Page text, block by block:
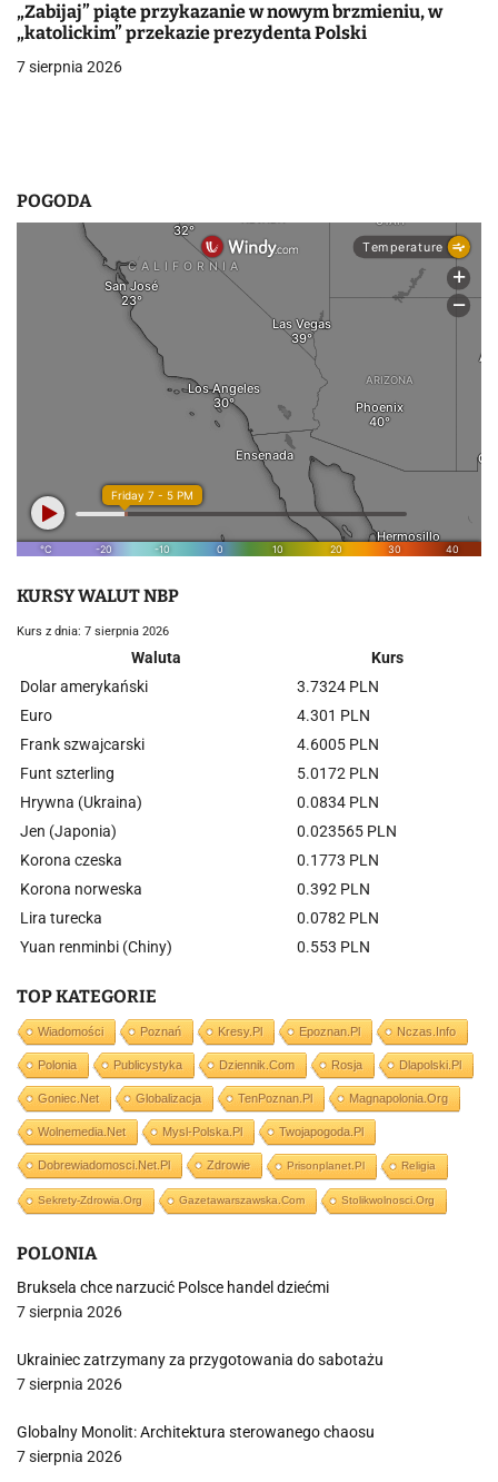
i
s
„Zabijaj” piąte przykazanie w nowym brzmieniu, w
„katolickim” przekazie prezydenta Polski
7 sierpnia 2026
POGODA
KURSY WALUT NBP
Kurs z dnia: 7 sierpnia 2026
Waluta
Kurs
Dolar amerykański
3.7324 PLN
Euro
4.301 PLN
Frank szwajcarski
4.6005 PLN
Funt szterling
5.0172 PLN
Hrywna (Ukraina)
0.0834 PLN
Jen (Japonia)
0.023565 PLN
Korona czeska
0.1773 PLN
Korona norweska
0.392 PLN
Lira turecka
0.0782 PLN
Yuan renminbi (Chiny)
0.553 PLN
TOP KATEGORIE
Wiadomości Poznań Kresy.pl Epoznan.pl Nczas.info
Polonia Publicystyka Dziennik.com Rosja Dlapolski.pl
Goniec.net Globalizacja TenPoznan.pl Magnapolonia.org
Wolnemedia.net Mysl-Polska.pl Twojapogoda.pl
Dobrewiadomosci.net.pl Zdrowie Prisonplanet.pl Religia
Sekrety-Zdrowia.org Gazetawarszawska.com Stolikwolnosci.org
POLONIA
Bruksela chce narzucić Polsce handel dziećmi
7 sierpnia 2026
Ukrainiec zatrzymany za przygotowania do sabotażu
7 sierpnia 2026
Globalny Monolit: Architektura sterowanego chaosu
7 sierpnia 2026